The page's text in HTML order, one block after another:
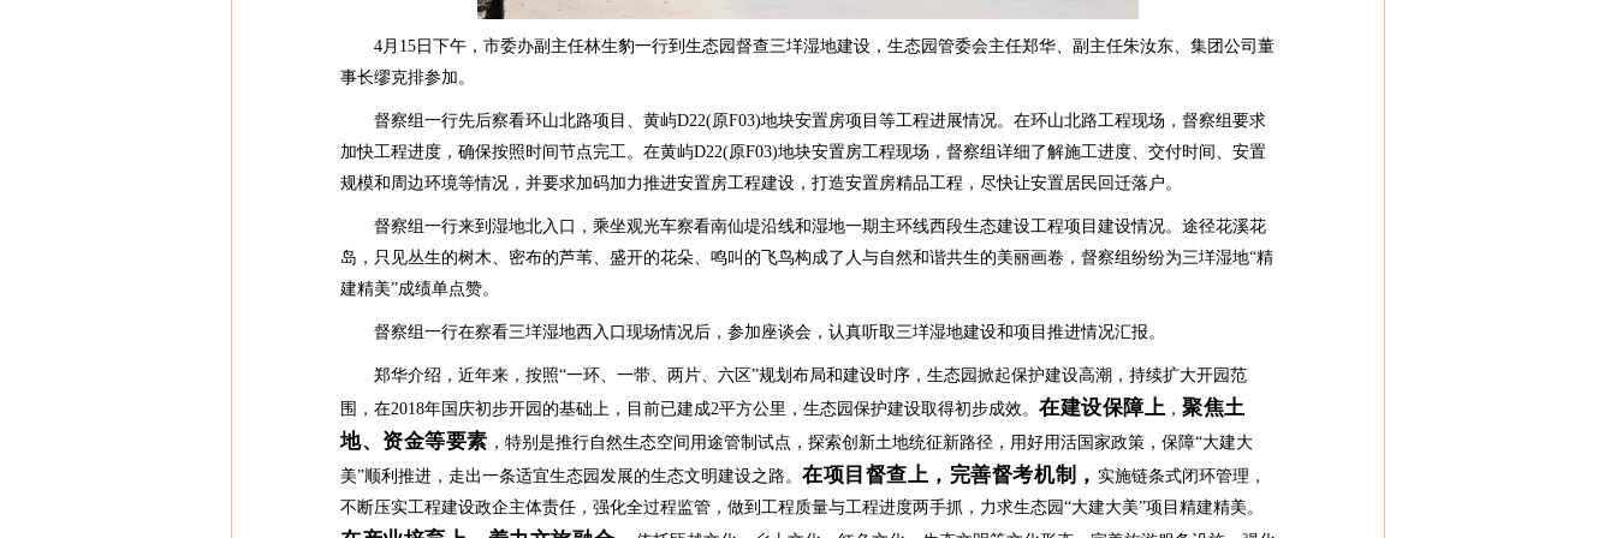
4月15日下午，市委办副主任林生豹一行到生态园督查三垟湿地建设，生态园管委会主任郑华、副主任朱汝东、集团公司董
事长缪克排参加。
督察组一行先后察看环山北路项目、黄屿D22(原F03)地块安置房项目等工程进展情况。在环山北路工程现场，督察组要求
加快工程进度，确保按照时间节点完工。在黄屿D22(原F03)地块安置房工程现场，督察组详细了解施工进度、交付时间、安置
规模和周边环境等情况，并要求加码加力推进安置房工程建设，打造安置房精品工程，尽快让安置居民回迁落户。
督察组一行来到湿地北入口，乘坐观光车察看南仙堤沿线和湿地一期主环线西段生态建设工程项目建设情况。途径花溪花
岛，只见丛生的树木、密布的芦苇、盛开的花朵、鸣叫的飞鸟构成了人与自然和谐共生的美丽画卷，督察组纷纷为三垟湿地“精
建精美”成绩单点赞。
督察组一行在察看三垟湿地西入口现场情况后，参加座谈会，认真听取三垟湿地建设和项目推进情况汇报。
郑华介绍，近年来，按照“一环、一带、两片、六区”规划布局和建设时序，生态园掀起保护建设高潮，持续扩大开园范
围，在2018年国庆初步开园的基础上，目前已建成2平方公里，生态园保护建设取得初步成效。 在建设保障上 ，聚焦土
地、资金等要素 ，特别是推行自然生态空间用途管制试点，探索创新土地统征新路径，用好用活国家政策，保障“大建大
美”顺利推进，走出一条适宜生态园发展的生态文明建设之路。 在项目督查上，完善督考机制， 实施链条式闭环管理，
不断压实工程建设政企主体责任，强化全过程监管，做到工程质量与工程进度两手抓，力求生态园“大建大美”项目精建精美。